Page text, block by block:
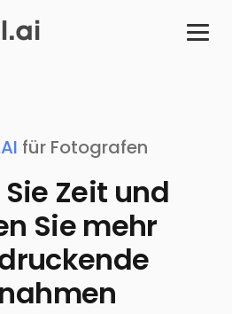
für Fotografen
Zeit und
Sie mehr